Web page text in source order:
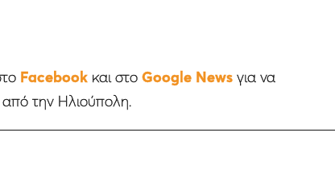
Facebookκαι στο Google Newsγια να
από την Ηλιούπολη.